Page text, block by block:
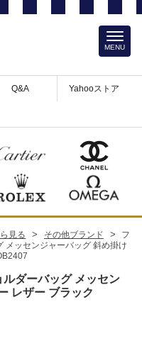
Q&A Yahooストア
MENU
見る > その他ブランド >
フ
メッセンジャーバッグ 斜め掛け
ダーバッグ メッセン
レザー ブラック